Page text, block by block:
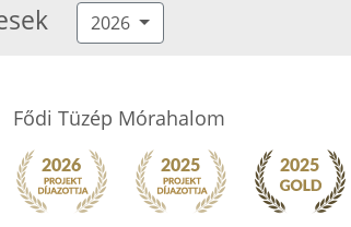
2026
Fődi Tüzép Mórahalom